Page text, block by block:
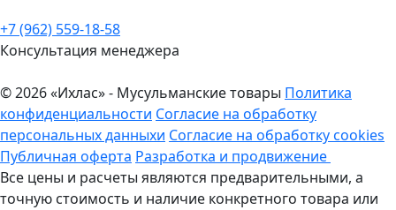
+7 (962) 559-18-58
Консультация менеджера
© 2026 «Ихлас» - Мусульманские товары Политика
конфиденциальности Согласие на обработку
персональных данныхи Согласие на обработку cookies
Публичная оферта Разработка и продвижение
Все цены и расчеты являются предварительными, а
точную стоимость и наличие конкретного товара или